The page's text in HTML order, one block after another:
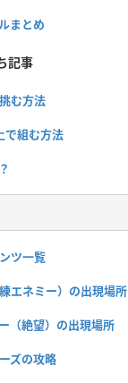
まとめ
記事
む方法
で組む方法
ツ一覧
エネミー）の出現場所
（絶望）の出現場所
ズの攻略